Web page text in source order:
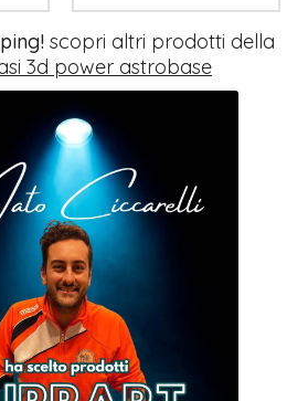
scopri altri prodotti della
3d power astrobase